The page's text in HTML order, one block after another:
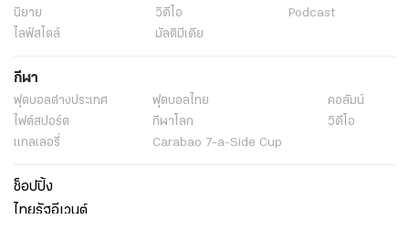
นิยาย
วิดีโอ
Podcast
ไลฟ์สไตล์
มัลติมีเดีย
กีฬา
ฟุตบอลต่่างประเทศ ฟุตบอลไทย
คอลัมน์
ไฟต์สปอร์ต
กีฬาโลก
วิดีโอ
แกลเลอรี่
Carabao 7-a-Side Cup
ช็อปปิ้ง
ไทยรัฐอีเวนต์